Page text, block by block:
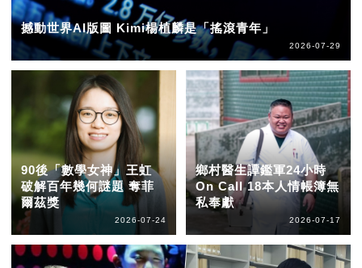
撼動世界AI版圖 Kimi楊植麟是「搖滾青年」
2026-07-29
90後「數學女神」王虹
破解百年幾何謎題 奪菲
爾茲獎
2026-07-24
鄉村醫生譚鑑軍24小時
On Call 18本人情帳簿無
私奉獻
2026-07-17